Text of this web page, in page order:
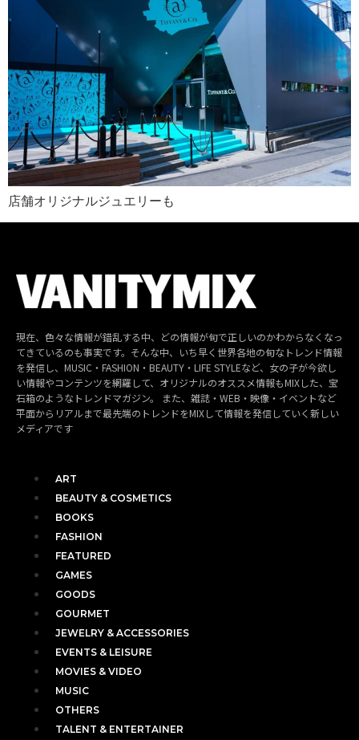
店舗オリジナルジュエリーも
現在、色々な情報が錯乱する中、どの情報が旬で正しいのかわからなくなっ
てきているのも事実です。そんな中、いち早く世界各地の旬なトレンド情報
を発信し、MUSIC・FASHION・BEAUTY・LIFE STYLEなど、女の子が今欲し
い情報やコンテンツを網羅して、オリジナルのオススメ情報もMIXした、宝
石箱のようなトレンドマガジン。 また、雑誌・WEB・映像・イベントなど
平面からリアルまで最先端のトレンドをMIXして情報を発信していく新しい
メディアです
ART
BEAUTY & COSMETICS
BOOKS
FASHION
FEATURED
GAMES
GOODS
GOURMET
JEWELRY & ACCESSORIES
EVENTS & LEISURE
MOVIES & VIDEO
MUSIC
OTHERS
TALENT & ENTERTAINER